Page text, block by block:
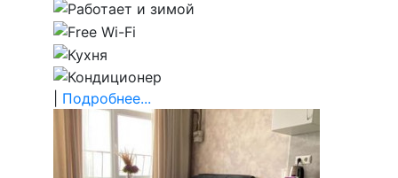
Подробнее...